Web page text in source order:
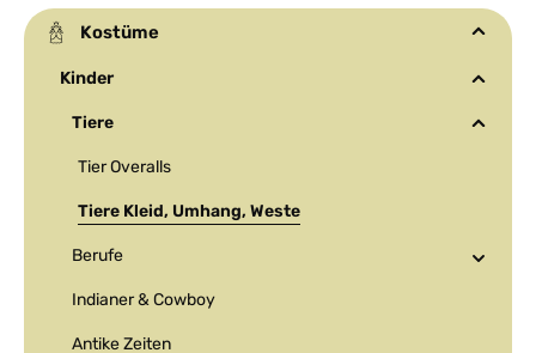
Kostüme
Kinder
Tiere
Tier Overalls
Tiere Kleid, Umhang, Weste
Berufe
Indianer & Cowboy
Antike Zeiten